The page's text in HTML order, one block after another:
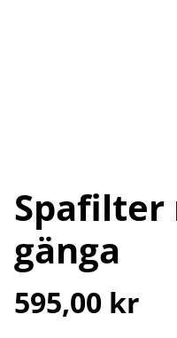
Spafilter
gänga
595,00 kr